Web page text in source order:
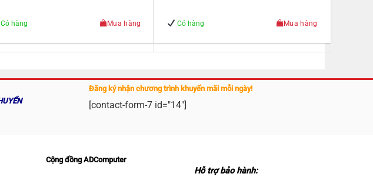
Có hàng Mua hàng Có hàng Mua hàng
Đăng ký nhận chương trình khuyến mãi mỗi ngày!
[contact-form-7 id="14"]
Cộng đồng ADComputer
Hỗ trợ bảo hành: